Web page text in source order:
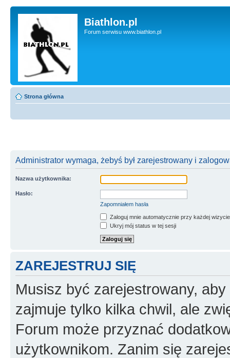
Biathlon.pl
Forum serwisu www.biathlon.pl
Strona główna
Administrator wymaga, żebyś był zarejestrowany i
Nazwa użytkownika:
Hasło:
Zapomniałem hasła
Zaloguj mnie automatycznie przy każdej wizycie
Ukryj mój status w tej sesji
ZAREJESTRUJ SIĘ
Musisz być zarejestrowany,
zajmuje tylko kilka chwil, ale
Forum może przyznać
użytkownikom. Zanim się